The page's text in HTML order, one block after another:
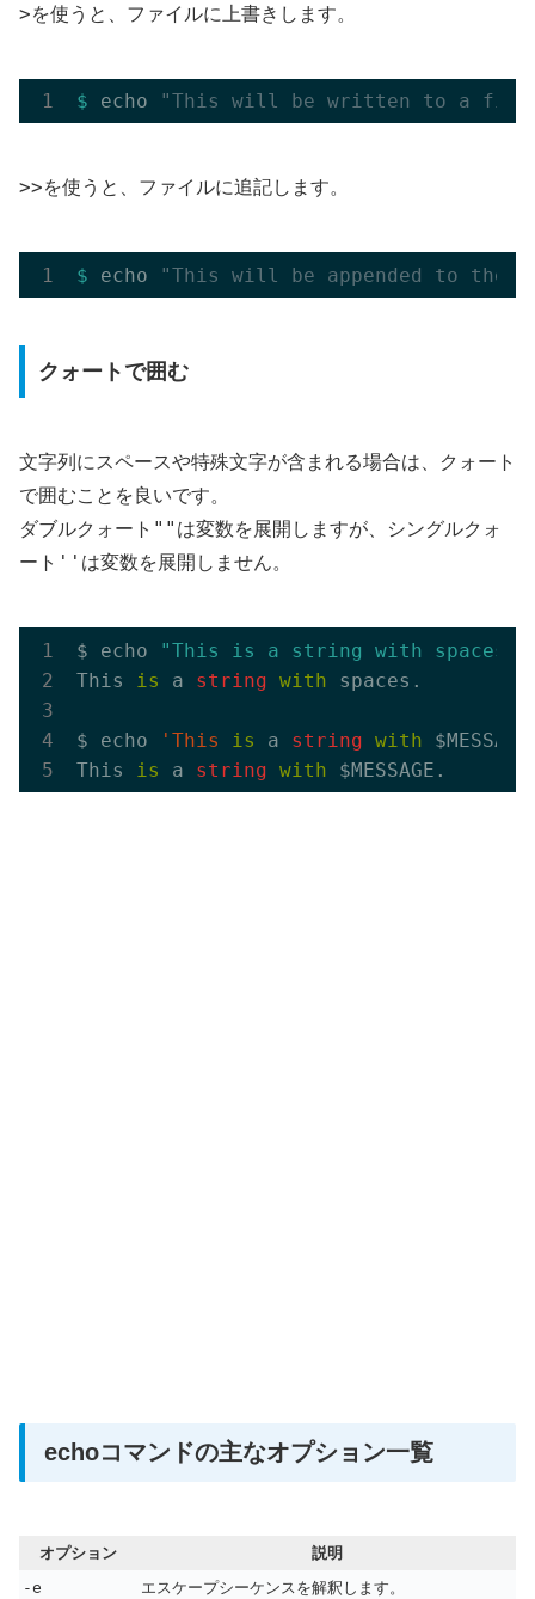
>を使うと、ファイルに上書きします。
$ echo "This will be written to a
>>を使うと、ファイルに追記します。
$ echo "This will be appended to the
クォートで囲む
文字列にスペースや特殊文字が含まれる場合は、クォート
で囲むことを良いです。
ダブルクォート "" は変数を展開しますが、シングルクォ
ート '' は変数を展開しません。
$ echo
"This is a string with spaces."
This
is a string with spaces.
$ echo 'This is a string with
This
is a string with
echoコマンドの主なオプション一覧
オプション
説明
-e
エスケープシーケンスを解釈します。